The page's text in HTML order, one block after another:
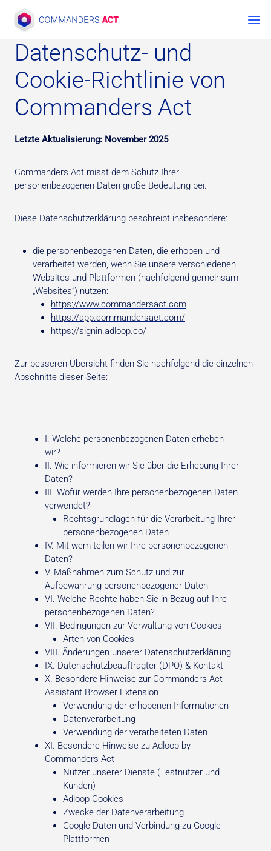
Inhalt
springen
Datenschutz- und
Cookie-Richtlinie von
Commanders Act
Letzte Aktualisierung: November 2025
Commanders Act misst dem Schutz Ihrer
personenbezogenen Daten große Bedeutung bei.
Diese Datenschutzerklärung beschreibt insbesondere:
die personenbezogenen Daten, die erhoben und
verarbeitet werden, wenn Sie unsere verschiedenen
Websites und Plattformen (nachfolgend gemeinsam
„Websites“) nutzen:
https://www.commandersact.com
https://app.commandersact.com/
https://signin.adloop.co/
Zur besseren Übersicht finden Sie nachfolgend die einzelnen
Abschnitte dieser Seite:
I. Welche personenbezogenen Daten erheben
wir?
II. Wie informieren wir Sie über die Erhebung Ihrer
Daten?
III. Wofür werden Ihre personenbezogenen Daten
verwendet?
Rechtsgrundlagen für die Verarbeitung Ihrer
personenbezogenen Daten
IV. Mit wem teilen wir Ihre personenbezogenen
Daten?
V. Maßnahmen zum Schutz und zur
Aufbewahrung personenbezogener Daten
VI. Welche Rechte haben Sie in Bezug auf Ihre
personenbezogenen Daten?
VII. Bedingungen zur Verwaltung von Cookies
Arten von Cookies
VIII. Änderungen unserer Datenschutzerklärung
IX. Datenschutzbeauftragter (DPO) & Kontakt
X. Besondere Hinweise zur Commanders Act
Assistant Browser Extension
Verwendung der erhobenen Informationen
Datenverarbeitung
Verwendung der verarbeiteten Daten
XI. Besondere Hinweise zu Adloop by
Commanders Act
Nutzer unserer Dienste (Testnutzer und
Kunden)
Adloop-Cookies
Zwecke der Datenverarbeitung
Google-Daten und Verbindung zu Google-
Plattformen